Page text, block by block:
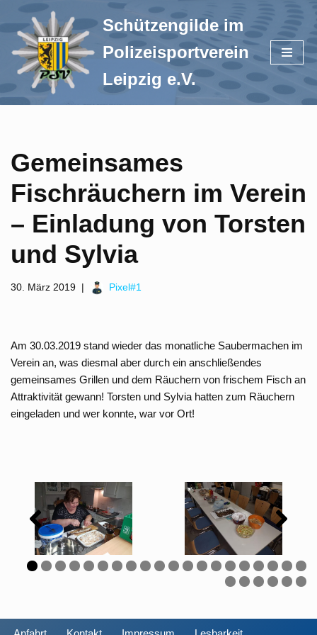
Zum
Inhalt
springen
Schützengilde im
Polizeisportverein
Leipzig e.V.
Gemeinsames
Fischräuchern im Verein
– Einladung von Torsten
und Sylvia
30. März 2019 Pixel#1
Am 30.03.2019 stand wieder das monatliche Saubermachen im
Verein an, was diesmal aber durch ein anschließendes
gemeinsames Grillen und dem Räuchern von frischem Fisch an
Attraktivität gewann! Torsten und Sylvia hatten zum Räuchern
eingeladen und wer konnte, war vor Ort!
5 6 7 8 9
0